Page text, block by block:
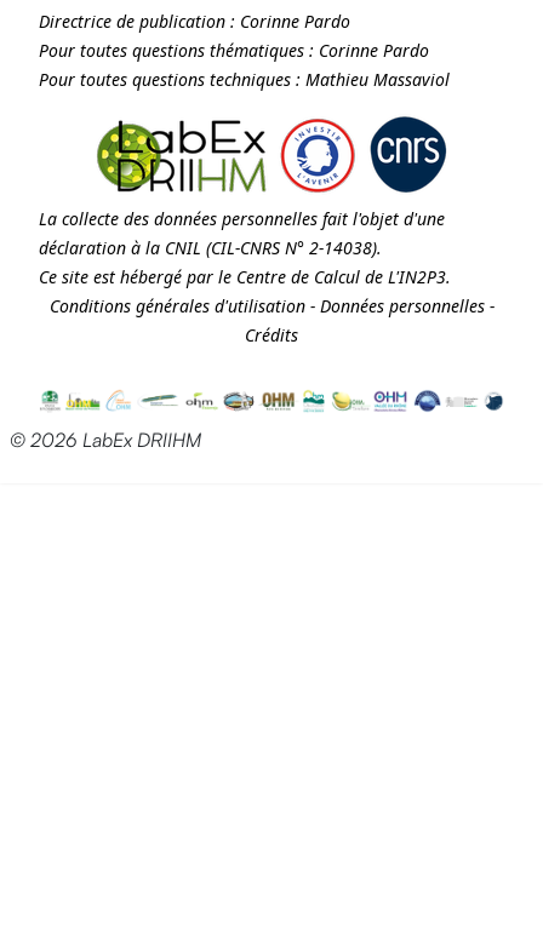
Directrice de publication : Corinne Pardo
Pour toutes questions thématiques : Corinne Pardo
Pour toutes questions techniques : Mathieu Massaviol
La collecte des données personnelles fait l'objet d'une
déclaration à la CNIL (CIL-CNRS N° 2-14038).
Ce site est hébergé par le Centre de Calcul de L'IN2P3.
Conditions générales d'utilisation- Données personnelles-
Crédits
© 2026 LabEx DRIIHM